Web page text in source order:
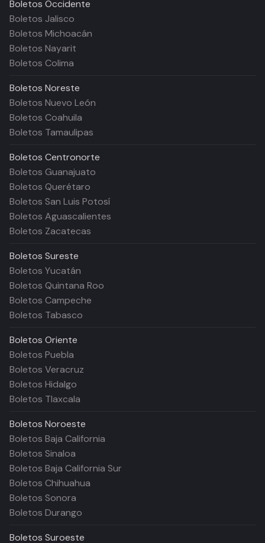
Boletos Occidente
Boletos Jalisco
Boletos Michoacán
Boletos Nayarit
Boletos Colima
Boletos Noreste
Boletos Nuevo León
Boletos Coahuila
Boletos Tamaulipas
Boletos Centronorte
Boletos Guanajuato
Boletos Querétaro
Boletos San Luis Potosí
Boletos Aguascalientes
Boletos Zacatecas
Boletos Sureste
Boletos Yucatán
Boletos Quintana Roo
Boletos Campeche
Boletos Tabasco
Boletos Oriente
Boletos Puebla
Boletos Veracruz
Boletos Hidalgo
Boletos Tlaxcala
Boletos Noroeste
Boletos Baja California
Boletos Sinaloa
Boletos Baja California Sur
Boletos Chihuahua
Boletos Sonora
Boletos Durango
Boletos Suroeste